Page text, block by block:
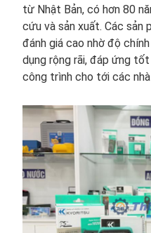
từ Nhật Bản, có hơn 80
cứu và sản xuất. Các sản
đánh giá cao nhờ độ
dụng rộng rãi, đáp ứng
công trình cho tới các